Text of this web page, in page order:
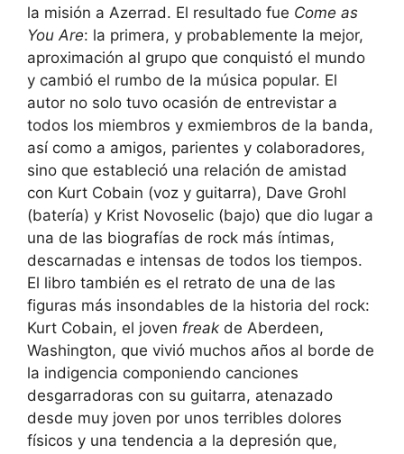
la misión a Azerrad. El resultado fue Come as
You Are: la primera, y probablemente la mejor,
aproximación al grupo que conquistó el mundo
y cambió el rumbo de la música popular. El
autor no solo tuvo ocasión de entrevistar a
todos los miembros y exmiembros de la banda,
así como a amigos, parientes y colaboradores,
sino que estableció una relación de amistad
con Kurt Cobain (voz y guitarra), Dave Grohl
(batería) y Krist Novoselic (bajo) que dio lugar a
una de las biografías de rock más íntimas,
descarnadas e intensas de todos los tiempos.
El libro también es el retrato de una de las
figuras más insondables de la historia del rock:
Kurt Cobain, el joven freak de Aberdeen,
Washington, que vivió muchos años al borde de
la indigencia componiendo canciones
desgarradoras con su guitarra, atenazado
desde muy joven por unos terribles dolores
físicos y una tendencia a la depresión que,